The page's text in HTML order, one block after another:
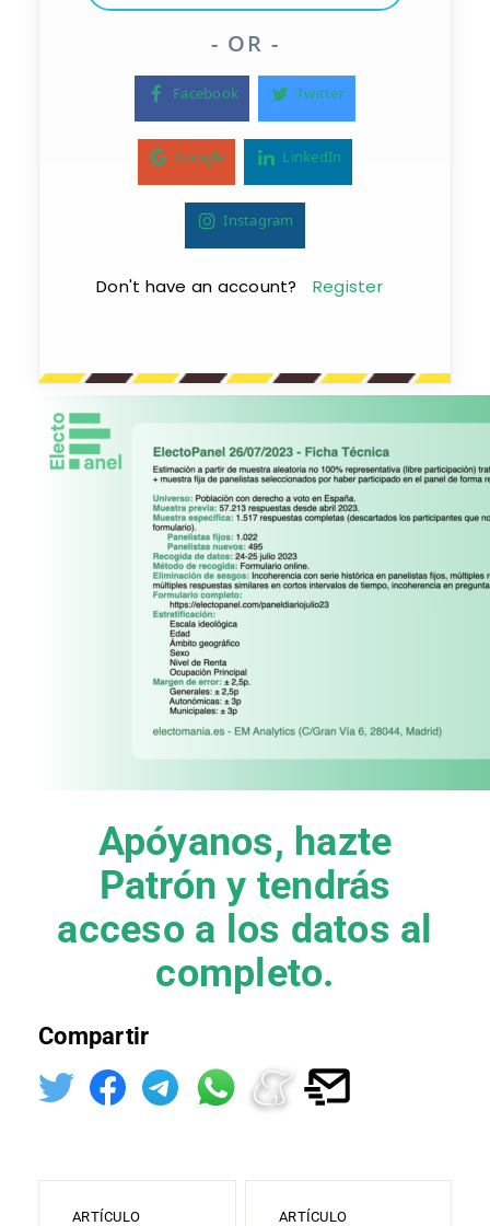
- OR -
Facebook Twitter
Google LinkedIn
Instagram
Don't have an account? Register
Apóyanos, hazte
Patrón y tendrás
acceso a los datos al
completo.
Compartir
ARTÍCULO
ARTÍCULO